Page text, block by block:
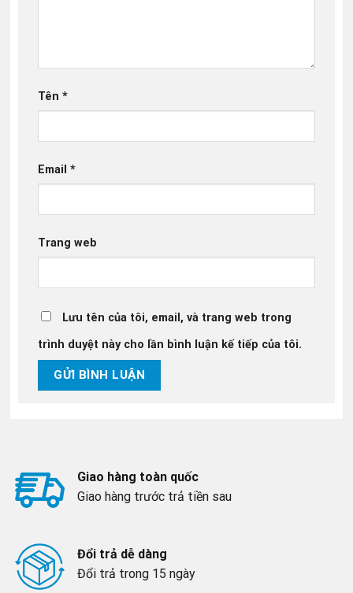
Tên*
Email*
Trang web
Lưu tên của tôi, email, và trang web trong
trình duyệt này cho lần bình luận kế tiếp của tôi.
Giao hàng toàn quốc
Giao hàng trước trả tiền sau
Đổi trả dễ dàng
Đổi trả trong 15 ngày